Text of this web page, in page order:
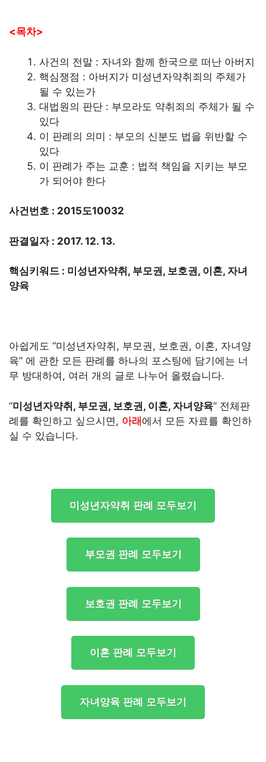
<목차>
사건의 전말 : 자녀와 함께 한국으로 떠난 아버지
핵심쟁점 : 아버지가 미성년자약취죄의 주체가
될 수 있는가
대법원의 판단 : 부모라도 약취죄의 주체가 될 수
있다
이 판례의 의미 : 부모의 신분도 법을 위반할 수
있다
이 판례가 주는 교훈 : 법적 책임을 지키는 부모
가 되어야 한다
사건번호 : 2015도10032
판결일자 : 2017. 12. 13.
핵심키워드 : 미성년자약취, 부모권, 보호권, 이혼, 자녀
양육
아쉽게도 “미성년자약취, 부모권, 보호권, 이혼, 자녀양
육” 에 관한 모든 판례를 하나의 포스팅에 담기에는 너
무 방대하여, 여러 개의 글로 나누어 올렸습니다.
“미성년자약취, 부모권, 보호권, 이혼, 자녀양육” 전체판
례를 확인하고 싶으시면, 아래에서 모든 자료를 확인하
실 수 있습니다.
미성년자약취 판례 모두보기
부모권 판례 모두보기
보호권 판례 모두보기
이혼 판례 모두보기
자녀양육 판례 모두보기